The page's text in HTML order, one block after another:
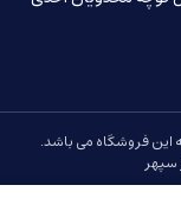
این فروشگاه می باشد.
سپهر